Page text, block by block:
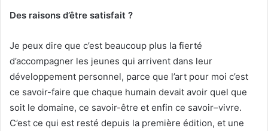
Des raisons d’être satisfait ?
Je peux dire que c’est beaucoup plus la fierté
d’accompagner les jeunes qui arrivent dans leur
développement personnel, parce que l’art pour moi c’est
ce savoir-faire que chaque humain devait avoir quel que
soit le domaine, ce savoir-être et enfin ce savoir–vivre.
C’est ce qui est resté depuis la première édition, et une